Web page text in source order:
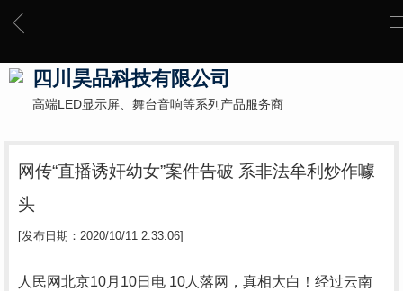
四川昊品科技有限公司
高端LED显示屏、舞台音响等系列产品服务商
网传“直播诱奸幼女”案件告破 系非法牟利炒作噱
头
[发布日期：2020/10/11 2:33:06]
人民网北京10月10日电 10人落网，真相大白！经过云南